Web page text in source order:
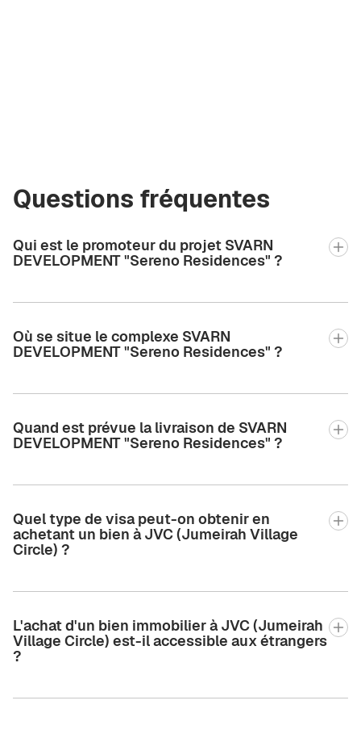
Questions fréquentes
Qui est le promoteur du projet SVARN
DEVELOPMENT "Sereno Residences" ?
Où se situe le complexe SVARN
DEVELOPMENT "Sereno Residences" ?
Quand est prévue la livraison de SVARN
DEVELOPMENT "Sereno Residences" ?
Quel type de visa peut-on obtenir en
achetant un bien à JVC (Jumeirah Village
Circle) ?
L'achat d'un bien immobilier à JVC (Jumeirah
Village Circle) est-il accessible aux étrangers
?